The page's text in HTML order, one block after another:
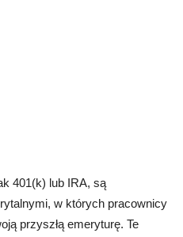
401(k) lub IRA, są
w których pracownicy
przyszłą emeryturę. Te